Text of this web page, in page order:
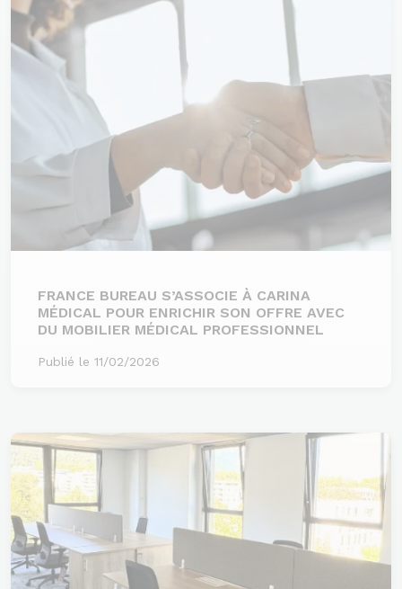
FRANCE BUREAU S’ASSOCIE À CARINA
MÉDICAL POUR ENRICHIR SON OFFRE AVEC
DU MOBILIER MÉDICAL PROFESSIONNEL
Publié le 11/02/2026